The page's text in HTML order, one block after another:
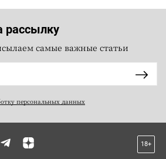
рассылку
самые важные статьи
персональных данных
18+